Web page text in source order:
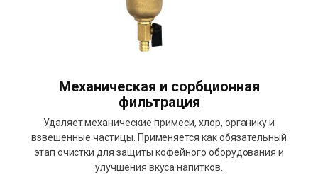
Механическая и сорбционная
фильтрация
Удаляет механические примеси, хлор, органику и
взвешенные частицы. Применяется как обязательный
этап очистки для защиты кофейного оборудования и
улучшения вкуса напитков.